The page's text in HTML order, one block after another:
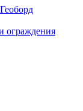
ограждения